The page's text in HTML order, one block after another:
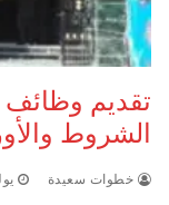
الشروط
خطوات سعيدة